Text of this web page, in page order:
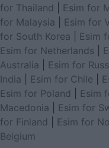
for Thailand
Esim for
for Malaysia
Esim for
for South Korea
Esim
Esim for Netherlands
Australia
Esim for
India
Esim for Chile
Esim for Poland
Esim
Macedonia
Esim for
for Finland
Esim for
Belgium